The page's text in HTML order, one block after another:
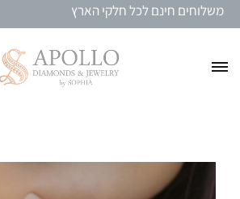
משלוחים חינם לכל חלקי הארץ